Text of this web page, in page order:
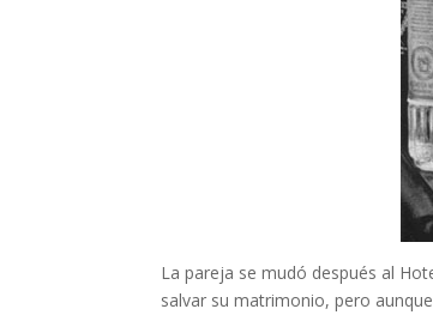
La pareja se mudó después al
salvar su matrimonio, pero